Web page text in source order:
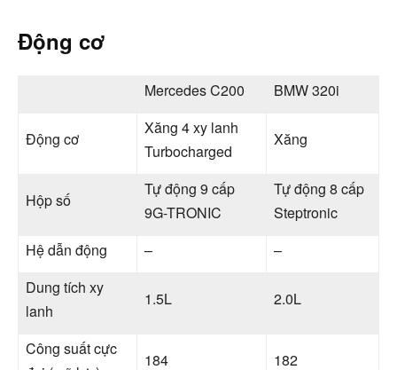
Động cơ
Mercedes C200 BMW 320i
Động cơ
Xăng 4 xy lanh
Turbocharged
Xăng
Hộp số
Tự động 9 cấp
9G-TRONIC
Tự động 8 cấp
Steptronic
Hệ dẫn động
–
–
Dung tích xy
lanh
1.5L 2.0L
Công suất cực
184 182